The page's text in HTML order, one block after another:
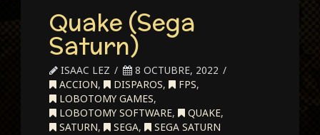
Quake (Sega
Saturn)
ISAAC LEZ
8 OCTUBRE, 2022
ACCION, DISPAROS, FPS,
LOBOTOMY GAMES,
LOBOTOMY SOFTWARE, QUAKE,
SATURN, SEGA, SEGA SATURN